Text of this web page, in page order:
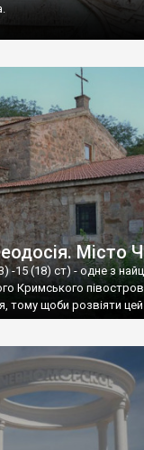
Місто
-15 (18) ст) - одне з
Кримського
тому щоби розвіяти цей